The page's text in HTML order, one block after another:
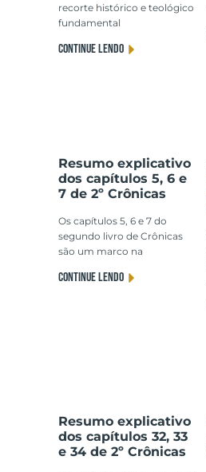
recorte histórico e teológico
fundamental
CONTINUE LENDO
Resumo explicativo
dos capítulos 5, 6 e
7 de 2º Crônicas
Os capítulos 5, 6 e 7 do
segundo livro de Crônicas
são um marco na
CONTINUE LENDO
Resumo explicativo
dos capítulos 32, 33
e 34 de 2º Crônicas